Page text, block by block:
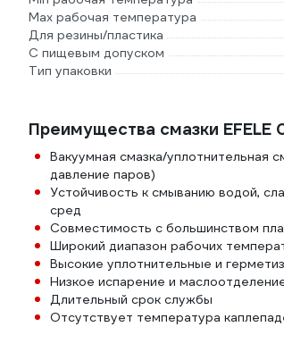
Max рабочая температура
Для резины/пластика
С пищевым допуском
Тип упаковки
Преимущества смазки EFELE
Вакуумная смазка/уплотнительная
давление паров)
Устойчивость к смыванию водой,
сред
Совместимость с большинством
Широкий диапазон рабочих
Высокие уплотнительные и
Низкое испарение и
Длительный срок службы
Отсутствует температура